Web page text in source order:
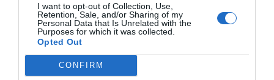
I want to opt-out of Collection, Use,
Retention, Sale, and/or Sharing of my
Personal Data that Is Unrelated with the
Purposes for which it was collected.
Opted Out
CONFIRM